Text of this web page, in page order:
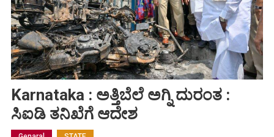
Karnataka : ಅತ್ತಿಬೆಲೆ ಅಗ್ನಿ ದುರಂತ :
ಸಿಐಡಿ ತನಿಖೆಗೆ ಆದೇಶ